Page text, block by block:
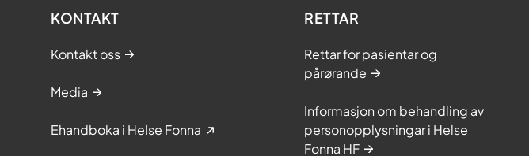
KONTAKT
Kontakt oss
Media
Ehandboka i Helse Fonna
RETTAR
Rettar for pasientar og
pårørande
Informasjon om behandling av
personopplysningar i Helse
Fonna HF